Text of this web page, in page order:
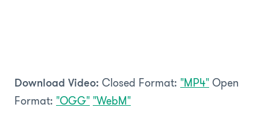
Download Video: Closed Format: "MP4"Open
Format: "OGG" "WebM"